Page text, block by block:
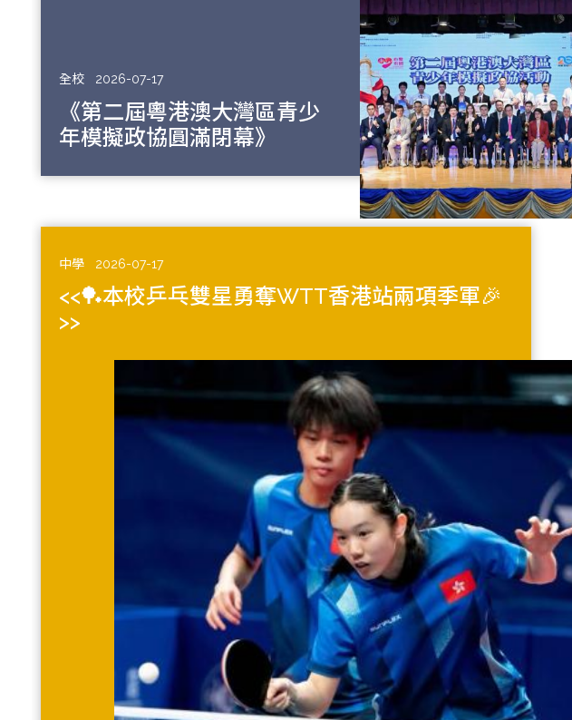
全校 2026-07-17
《第二屆粵港澳大灣區青少
年模擬政協圓滿閉幕》
中學 2026-07-17
<<🏓本校乒乓雙星勇奪WTT香港站兩項季軍🎉
>>